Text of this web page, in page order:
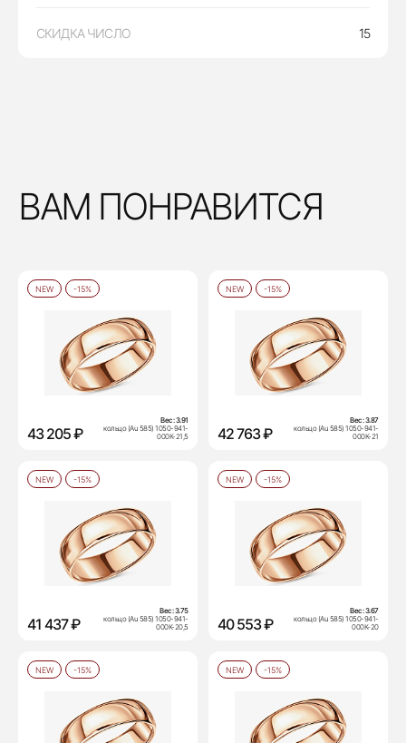
СКИДКА ЧИСЛО 15
ВАМ ПОНРАВИТСЯ
NEW -15%
43 205 ₽
Вес:3.91
кольцо (Au 585) 1050-941-
000К-21,5
NEW -15%
42 763 ₽
Вес:3.87
кольцо (Au 585) 1050-941-
000К-21
NEW -15%
41 437 ₽
Вес:3.75
кольцо (Au 585) 1050-941-
000К-20,5
NEW -15%
40 553 ₽
Вес:3.67
кольцо (Au 585) 1050-941-
000К-20
NEW -15% NEW -15%